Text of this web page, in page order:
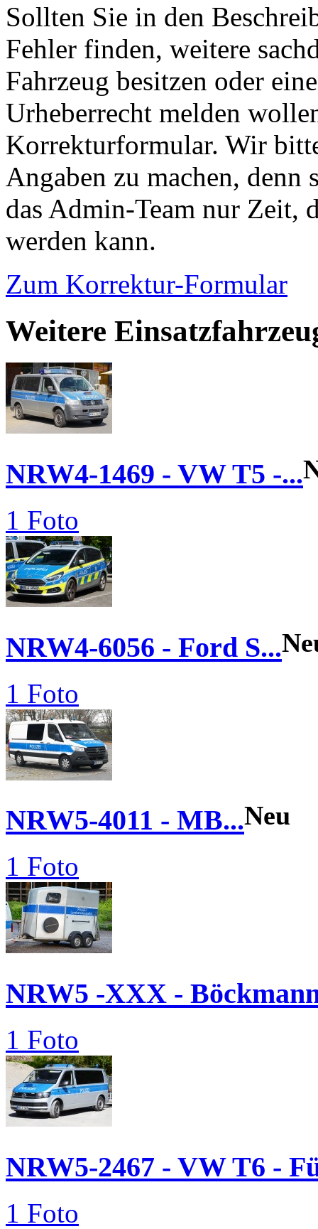
Sollten Sie in den
Fehler finden, weitere
Fahrzeug besitzen oder
Urheberrecht melden
Korrekturformular. Wir
Angaben zu machen,
das Admin-Team nur Zeit,
werden kann.
Zum Korrektur-Formular
Weitere
NRW4-1469 - VW T5 -...
1 Foto
NRW4-6056 - Ford S...
1 Foto
NRW5-4011 - MB...Neu
1 Foto
NRW5 -XXX -
1 Foto
NRW5-2467 - VW T6 -
1 Foto